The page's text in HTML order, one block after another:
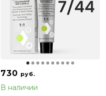
730 руб.
В наличии